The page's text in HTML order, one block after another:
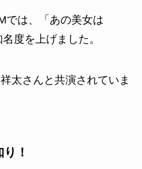
では、「あの美女は
度を上げました。
太さんと共演されていま
！